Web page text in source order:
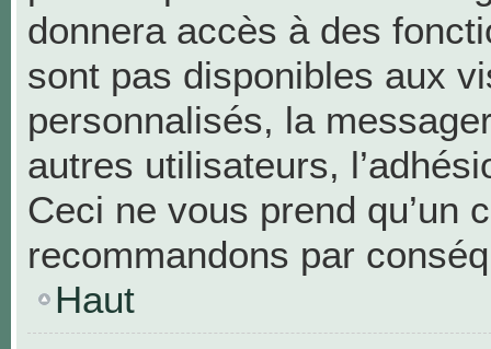
donnera accès à des
sont pas disponibles aux
personnalisés, la
autres utilisateurs,
Ceci ne vous prend qu’un
recommandons par
Haut